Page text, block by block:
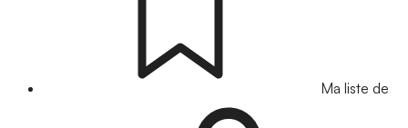
Ma liste de